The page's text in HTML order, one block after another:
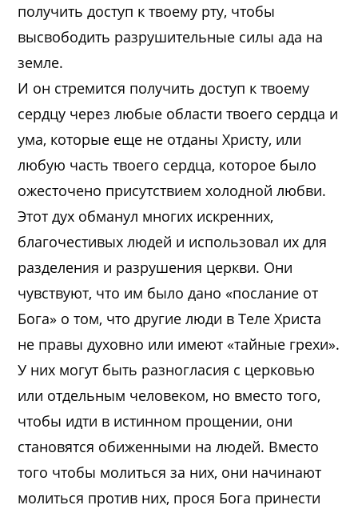
получить доступ к твоему рту, чтобы
высвободить разрушительные силы ада на
земле.
И он стремится получить доступ к твоему
сердцу через любые области твоего сердца и
ума, которые еще не отданы Христу, или
любую часть твоего сердца, которое было
ожесточено присутствием холодной любви.
Этот дух обманул многих искренних,
благочестивых людей и использовал их для
разделения и разрушения церкви. Они
чувствуют, что им было дано «послание от
Бога» о том, что другие люди в Теле Христа
не правы духовно или имеют «тайные грехи».
У них могут быть разногласия с церковью
или отдельным человеком, но вместо того,
чтобы идти в истинном прощении, они
становятся обиженными на людей. Вместо
того чтобы молиться за них, они начинают
молиться против них, прося Бога принести